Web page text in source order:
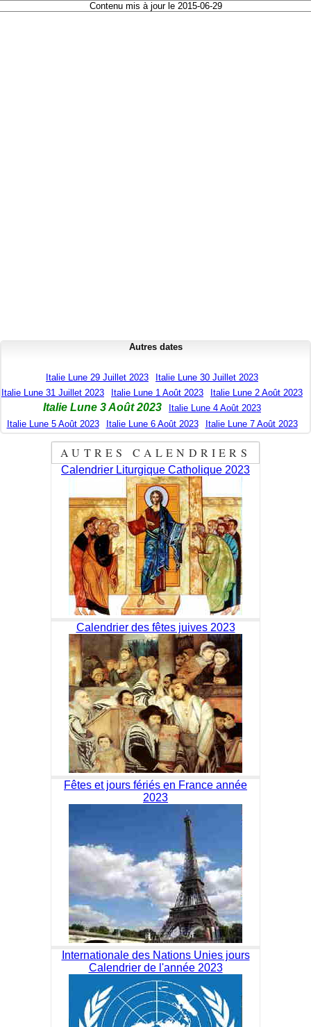
Contenu mis à jour le 2015-06-29
Autres dates
Italie Lune 29 Juillet 2023
Italie Lune 30 Juillet 2023
Italie Lune 31 Juillet 2023
Italie Lune 1 Août 2023 Italie Lune 2 Août 2023
Italie Lune 3 Août 2023
Italie Lune 4 Août 2023
Italie Lune 5 Août 2023
Italie Lune 6 Août 2023 Italie Lune 7 Août 2023
AUTRES CALENDRIERS
Calendrier Liturgique Catholique 2023
Calendrier des fêtes juives 2023
Fêtes et jours fériés en France année
2023
Internationale des Nations Unies jours
Calendrier de l'année 2023